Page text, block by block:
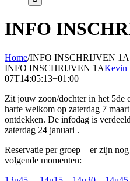
INFO
Home/INFO INSCHRIJVEN 1A
INFO INSCHRIJVEN 1AKevin
07T14:05:13+01:00
Zit jouw zoon/dochter in het 5de
harte welkom op zaterdag 7
ontdekken. De infodag is
zaterdag 24 januari .
Reservatie per groep – er zijn
volgende momenten: